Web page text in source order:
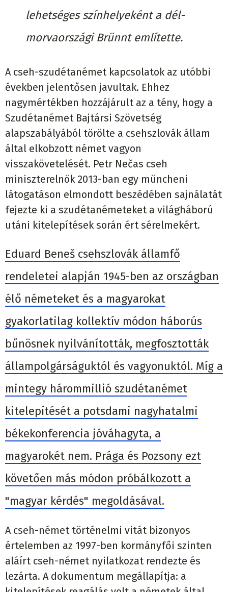
lehetséges színhelyeként a dél-
morvaországi Brünnt említette.
A cseh-szudétanémet kapcsolatok az utóbbi
években jelentősen javultak. Ehhez
nagymértékben hozzájárult az a tény, hogy a
Szudétanémet Bajtársi Szövetség
alapszabályából törölte a csehszlovák állam
által elkobzott német vagyon
visszakövetelését. Petr Nečas cseh
miniszterelnök 2013-ban egy müncheni
látogatáson elmondott beszédében sajnálatát
fejezte ki a szudétanémeteket a világháború
utáni kitelepítések során ért sérelmekért.
Eduard Beneš csehszlovák államfő
rendeletei alapján 1945-ben az országban
élő németeket és a magyarokat
gyakorlatilag kollektív módon háborús
bűnösnek nyilvánították, megfosztották
állampolgárságuktól és vagyonuktól. Míg a
mintegy hárommillió szudétanémet
kitelepítését a potsdami nagyhatalmi
békekonferencia jóváhagyta, a
magyarokét nem. Prága és Pozsony ezt
követően más módon próbálkozott a
"magyar kérdés" megoldásával.
A cseh-német történelmi vitát bizonyos
értelemben az 1997-ben kormányfői szinten
aláírt cseh-német nyilatkozat rendezte és
lezárta. A dokumentum megállapítja: a